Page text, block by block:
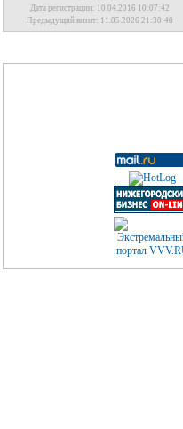
Дата регистрации: 10.04.2016 10:07:42
Предыдущий визит: 11.05.2026 21:30:40